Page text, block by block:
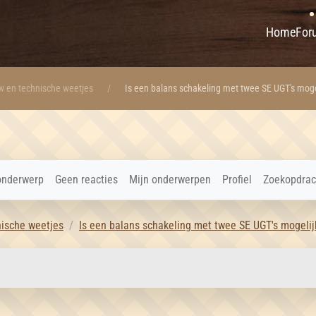
Home
en technische weetjes Is een balans schakeling met twee SE UGT's
Geen reacties Mijn onderwerpen Profiel
weetjes Is een balans schakeling met twee SE UGT's